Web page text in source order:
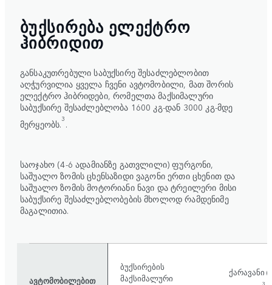
ᲑᲣᲥᲡᲘᲠᲔᲑᲐ ᲔᲚᲔᲥᲢᲠᲝ
ᲰᲘᲑᲠᲘᲓᲘᲗ
განსაკუთრებული საბუქსირე შესაძლებლობით
აღჭურვილია ყველა ჩვენი ავტომობილი, მათ შორის
ელექტრო ჰიბრიდები, რომელთა მაქსიმალური
საბუქსირე შესაძლებლობა 1600 კგ-დან 3000 კგ-მდე
მერყეობს.3 .
საოჯახო (4-6 ადამიანზე გათვლილი) ფურგონი,
საშუალო ზომის ცხენსაზიდი ვაგონი ერთი ცხენით და
საშუალო ზომის მოტორიანი ნავი და ტრეილერი მისი
საბუქსირე შესაძლებლობების მხოლოდ რამდენიმე
მაგალითია.
ავტომობილებით
ბუქსირების
მაქსიმალური
ქარავანი
3